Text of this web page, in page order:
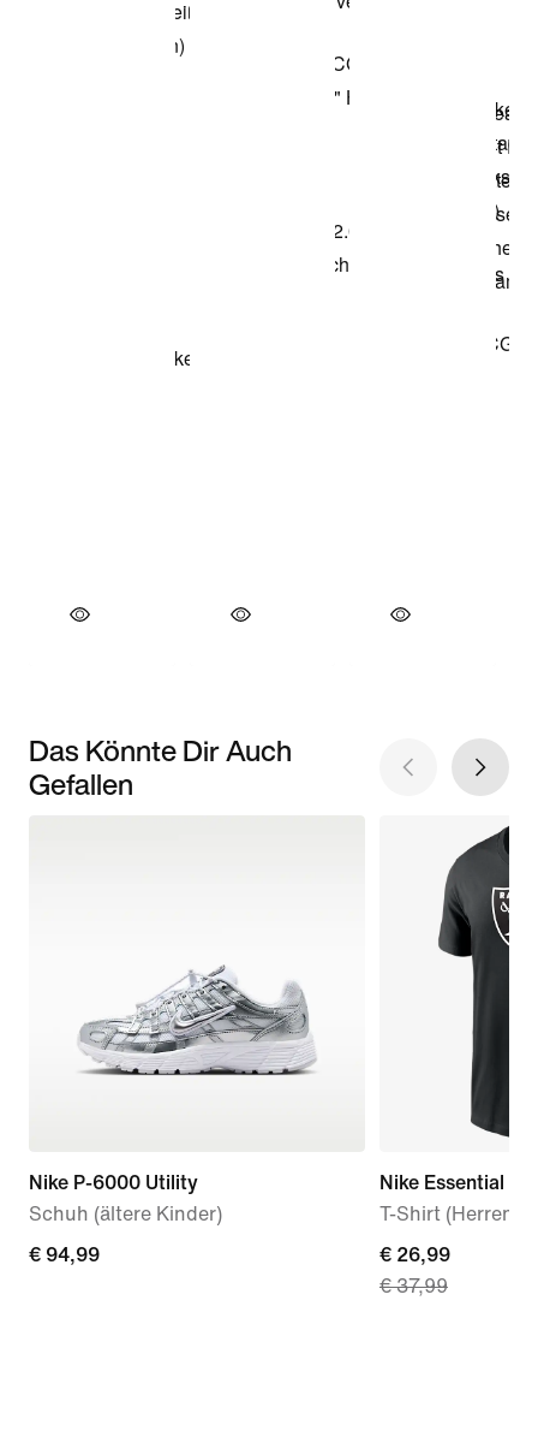
Das Könnte Dir Auch
Gefallen
Nike P-6000 Utility
Schuh (ältere Kinder)
€ 94,99
€ 94,99
Nike Essential
T-Shirt (Herren)
current
price
€ 26,99
€ 37,99